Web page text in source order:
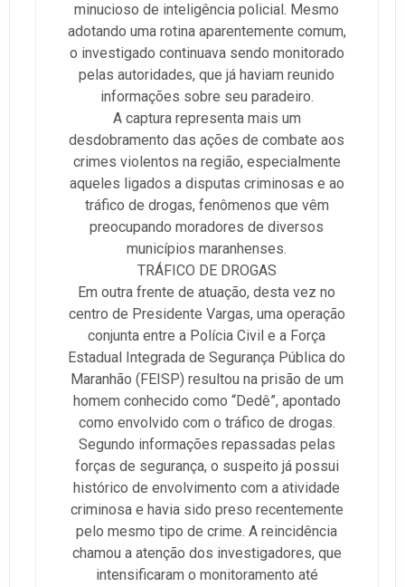
minucioso de inteligência policial. Mesmo
adotando uma rotina aparentemente comum,
o investigado continuava sendo monitorado
pelas autoridades, que já haviam reunido
informações sobre seu paradeiro.
A captura representa mais um
desdobramento das ações de combate aos
crimes violentos na região, especialmente
aqueles ligados a disputas criminosas e ao
tráfico de drogas, fenômenos que vêm
preocupando moradores de diversos
municípios maranhenses.
TRÁFICO DE DROGAS
Em outra frente de atuação, desta vez no
centro de Presidente Vargas, uma operação
conjunta entre a Polícia Civil e a Força
Estadual Integrada de Segurança Pública do
Maranhão (FEISP) resultou na prisão de um
homem conhecido como “Dedê”, apontado
como envolvido com o tráfico de drogas.
Segundo informações repassadas pelas
forças de segurança, o suspeito já possui
histórico de envolvimento com a atividade
criminosa e havia sido preso recentemente
pelo mesmo tipo de crime. A reincidência
chamou a atenção dos investigadores, que
intensificaram o monitoramento até